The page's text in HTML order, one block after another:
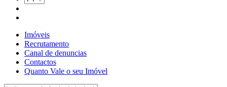
Imóveis
Recrutamento
Canal de denuncias
Contactos
Quanto Vale o seu Imóvel